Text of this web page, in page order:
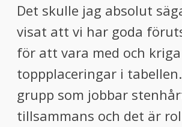
Det skulle jag absolut
visat att vi har goda
för att vara med och
toppplaceringar i
grupp som jobbar
tillsammans och det är